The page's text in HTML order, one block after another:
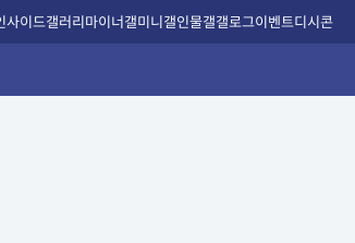
사이드갤러리마이너갤미니갤인물갤갤로그이벤트디시콘